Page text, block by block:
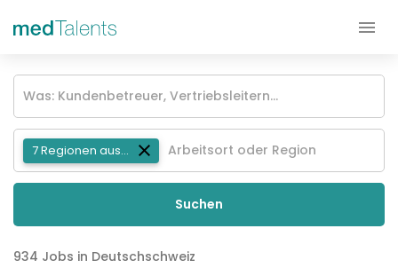
7 Regionen ausgewählt
Suchen
Jobs in Deutschschweiz